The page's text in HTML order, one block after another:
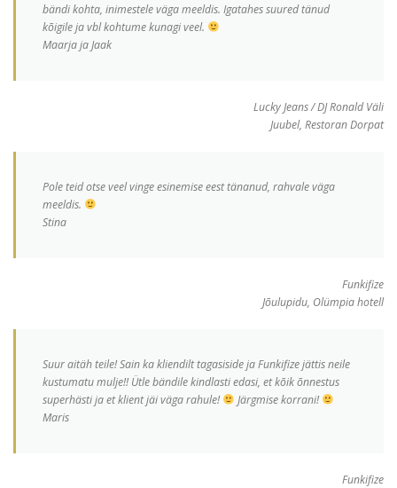
bändi kohta, inimestele väga meeldis. Igatahes suured tänud
kõigile ja vbl kohtume kunagi veel.
Maarja ja Jaak
Lucky Jeans / DJ Ronald Väli
Juubel, Restoran Dorpat
Pole teid otse veel vinge esinemise eest tänanud, rahvale väga
meeldis.
Stina
Funkifize
Jõulupidu, Olümpia hotell
Suur aitäh teile! Sain ka kliendilt tagasiside ja Funkifize jättis neile
kustumatu mulje!! Ütle bändile kindlasti edasi, et kõik õnnestus
superhästi ja et klient jäi väga rahule!
Järgmise korrani!
Maris
Funkifize